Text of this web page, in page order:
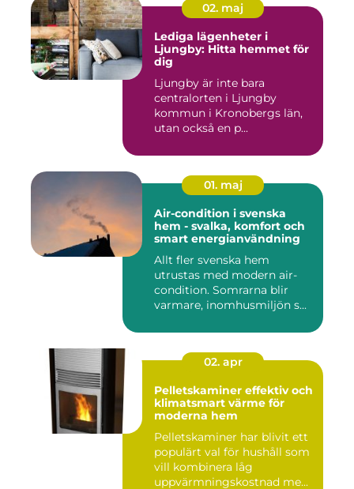
02. maj
Lediga lägenheter i
Ljungby: Hitta hemmet för
dig
Ljungby är inte bara
centralorten i Ljungby
kommun i Kronobergs län,
utan också en p...
01. maj
Air-condition i svenska
hem - svalka, komfort och
smart energianvändning
Allt fler svenska hem
utrustas med modern air-
condition. Somrarna blir
varmare, inomhusmiljön s...
02. apr
Pelletskaminer effektiv och
klimatsmart värme för
moderna hem
Pelletskaminer har blivit ett
populärt val för hushåll som
vill kombinera låg
uppvärmningskostnad me...